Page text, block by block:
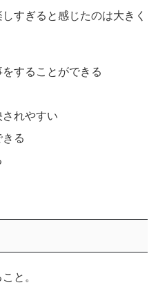
すぎると感じたのは大きく
することができる
れやすい
る
と。